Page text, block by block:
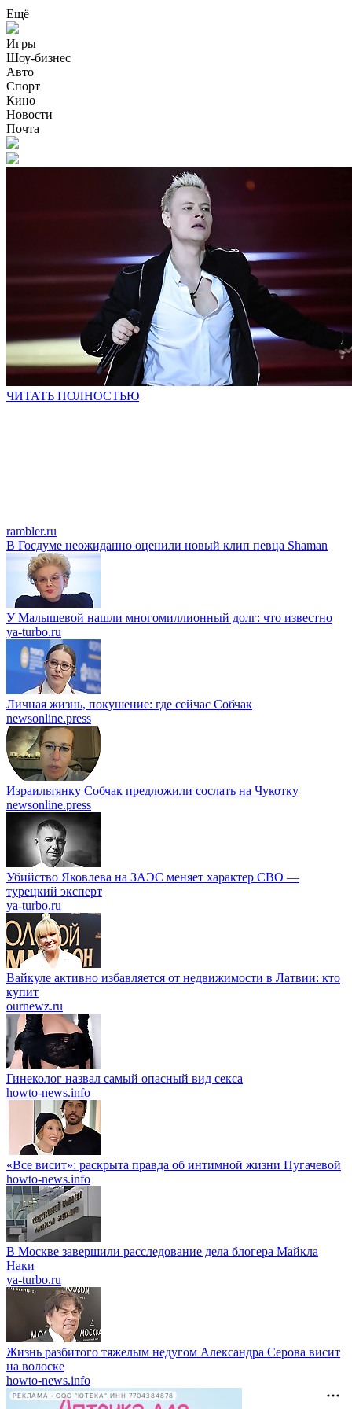
Ещё
Игры
Шоу-бизнес
Авто
Спорт
Кино
Новости
Почта
ЧИТАТЬ ПОЛНОСТЬЮ
rambler.ru
В Госдуме неожиданно оценили новый клип певца Shaman
У Малышевой нашли многомиллионный долг: что известно
ya-turbo.ru
Личная жизнь, покушение: где сейчас Собчак
newsonline.press
Израильтянку Собчак предложили сослать на Чукотку
newsonline.press
Убийство Яковлева на ЗАЭС меняет характер СВО —
турецкий эксперт
ya-turbo.ru
Вайкуле активно избавляется от недвижимости в Латвии: кто
купит
ournewz.ru
Гинеколог назвал самый опасный вид секса
howto-news.info
«Все висит»: раскрыта правда об интимной жизни Пугачевой
howto-news.info
В Москве завершили расследование дела блогера Майкла
Наки
ya-turbo.ru
Жизнь разбитого тяжелым недугом Александра Серова висит
на волоске
howto-news.info
РЕКЛАМА • ООО "ЮТЕКА" ИНН 7704384878